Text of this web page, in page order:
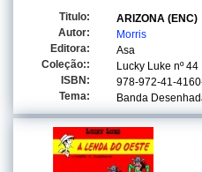
Titulo:
ARIZONA (ENC)
Autor:
Morris
Editora:
Asa
Coleção::
Lucky Luke nº 44
ISBN:
978-972-41-
Tema:
Banda